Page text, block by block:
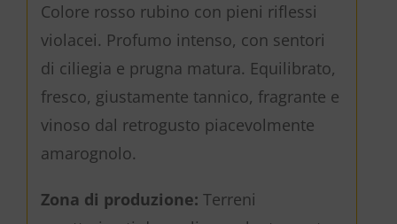
Colore rosso rubino con pieni riflessi
violacei. Profumo intenso, con sentori
di ciliegia e prugna matura. Equilibrato,
fresco, giustamente tannico, fragrante e
vinoso dal retrogusto piacevolmente
amarognolo.
Zona di produzione: Terreni